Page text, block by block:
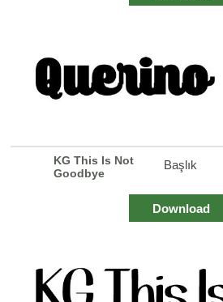
KG This Is Not
Goodbye
Başlık
Download